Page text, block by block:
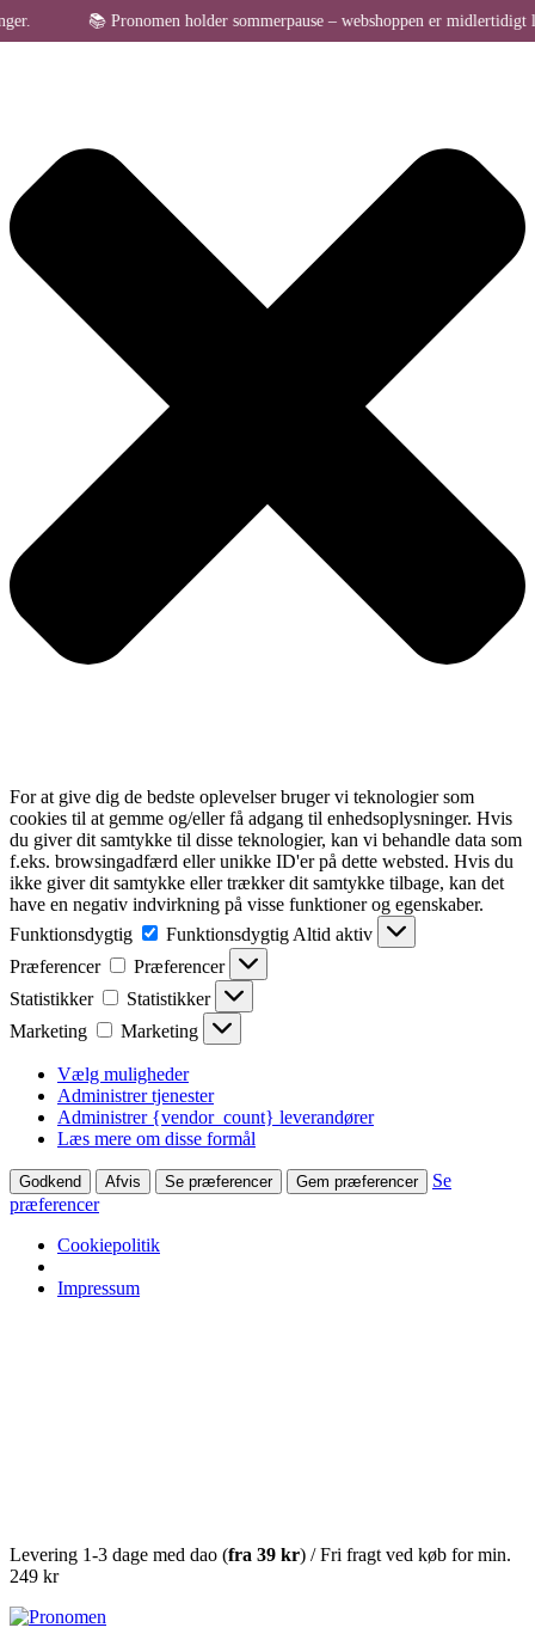
Administrer samtykke til cookies
For at give dig de bedste oplevelser bruger vi teknologier som
cookies til at gemme og/eller få adgang til enhedsoplysninger. Hvis
du giver dit samtykke til disse teknologier, kan vi behandle data som
f.eks. browsingadfærd eller unikke ID'er på dette websted. Hvis du
ikke giver dit samtykke eller trækker dit samtykke tilbage, kan det
have en negativ indvirkning på visse funktioner og egenskaber.
Funktionsdygtig
Funktionsdygtig Altid aktiv
Præferencer
Præferencer
Statistikker
Statistikker
Marketing
Marketing
Vælg muligheder
Administrer tjenester
Administrer {vendor_count} leverandører
Læs mere om disse formål
Godkend Afvis Se præferencer Gem præferencer
Se
præferencer
Cookiepolitik
Impressum
Levering 1-3 dage med dao (fra 39 kr) / Fri fragt ved køb for min.
249 kr
📚 Pronomen holder sommerpause – webshoppen er midlertidigt